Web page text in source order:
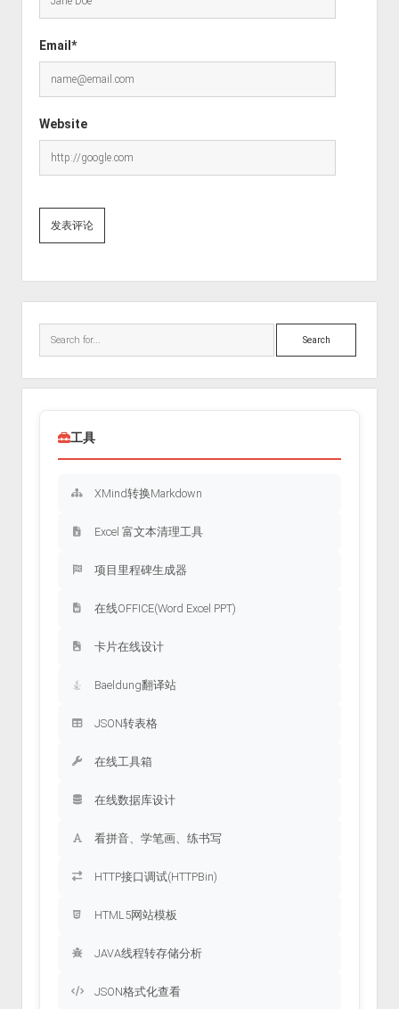
Email*
Website
Search
工具
XMind转换Markdown
Excel 富文本清理工具
项目里程碑生成器
在线OFFICE(Word Excel PPT)
卡片在线设计
Baeldung翻译站
JSON转表格
在线工具箱
在线数据库设计
看拼音、学笔画、练书写
HTTP接口调试(HTTPBin)
HTML5网站模板
JAVA线程转存储分析
JSON格式化查看